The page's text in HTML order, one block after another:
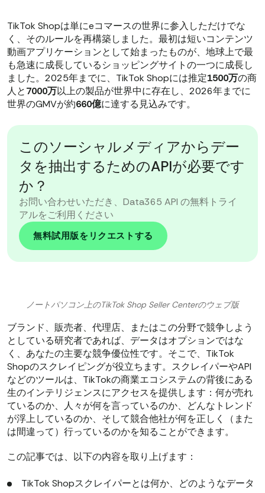
TikTok Shopは単にeコマースの世界に参入しただけでな
く、そのルールを再構築しました。最初は短いコンテンツ
動画アプリケーションとして始まったものが、地球上で最
も急速に成長しているショッピングサイトの一つに成長し
ました。2025年までに、TikTok Shopには推定1500万の商
人と7000万以上の製品が世界中に存在し、2026年までに
世界のGMVが約660億に達する見込みです。
このソーシャルメディアからデー
タを抽出するためのAPIが必要です
か？
お問い合わせいただき、Data365 API の無料トライ
アルをご利用ください
無料試用版をリクエストする
ノートパソコン上のTikTok Shop Seller Centerのウェブ版
ブランド、販売者、代理店、またはこの分野で競争しよう
としている研究者であれば、データはオプションではな
く、あなたの主要な競争優位性です。そこで、TikTok
Shopのスクレイピングが役立ちます。スクレイパーやAPI
などのツールは、TikTokの商業エコシステムの背後にある
生のインテリジェンスにアクセスを提供します：何が売れ
ているのか、人々が何を言っているのか、どんなトレンド
が浮上しているのか、そして競合他社が何を正しく（また
は間違って）行っているのかを知ることができます。
この記事では、以下の内容を取り上げます：
TikTok Shopスクレイパーとは何か、どのようなデータ